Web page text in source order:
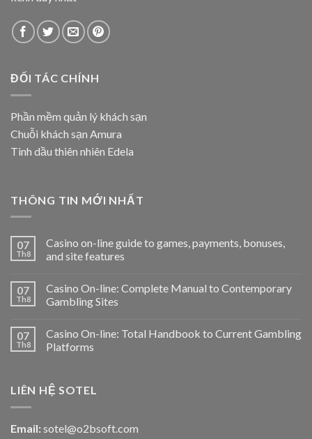
ĐỐI TÁC CHÍNH
Phần mềm quản lý khách sạn
Chuỗi khách sạn Amura
Tinh dầu thiên nhiên Edela
THÔNG TIN MỚI NHẤT
07
Th8
Casino on-line guide to games, payments, bonuses,
and site features
07
Th8
Casino On-line: Complete Manual to Contemporary
Gambling Sites
07
Th8
Casino On-line: Total Handbook to Current Gambling
Platforms
LIÊN HỆ SOTEL
Email: sotel@o2bsoft.com